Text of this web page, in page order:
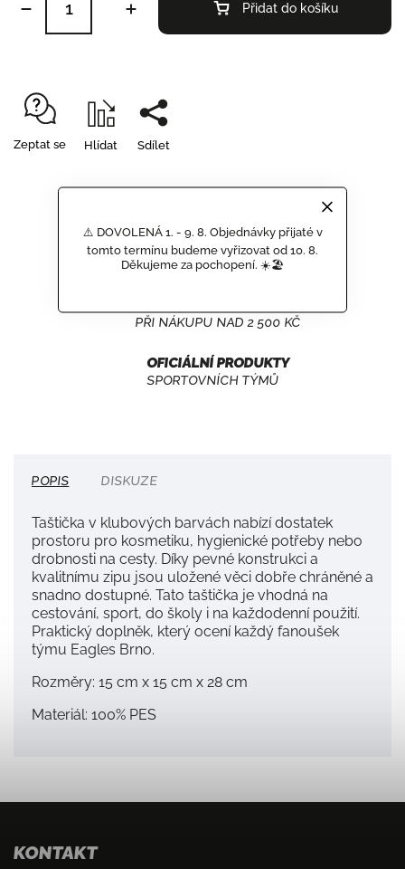
⚠️ DOVOLENÁ 1. - 9. 8. Objednávky přijaté v
tomto termínu budeme vyřizovat od 10. 8.
Děkujeme za pochopení. ☀️🏖️
Přidat do košíku
Zeptat se Hlídat Sdílet
GARANCE DORUČENÍ
NEPOŠKOZENÉHO ZBOŽÍ
PŘI NÁKUPU NAD 2 500 KČ
OFICIÁLNÍ PRODUKTY
SPORTOVNÍCH TÝMŮ
POPIS DISKUZE
Taštička v klubových barvách nabízí dostatek
prostoru pro kosmetiku, hygienické potřeby nebo
drobnosti na cesty. Díky pevné konstrukci a
kvalitnímu zipu jsou uložené věci dobře chráněné a
snadno dostupné. Tato taštička je vhodná na
cestování, sport, do školy i na každodenní použití.
Praktický doplněk, který ocení každý fanoušek
týmu Eagles Brno.
Rozměry: 15 cm x 15 cm x 28 cm
Materiál: 100% PES
KONTAKT